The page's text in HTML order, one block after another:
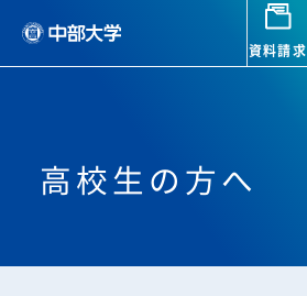
資料請求
高校生の方へ